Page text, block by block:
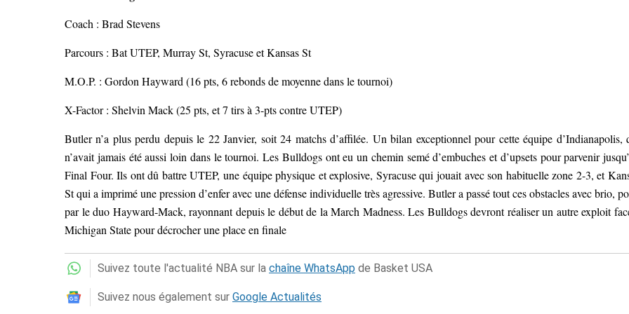
Coach : Brad Stevens
Parcours : Bat UTEP, Murray St, Syracuse et Kansas St
M.O.P. : Gordon Hayward (16 pts, 6 rebonds de moyenne dans le tournoi)
X-Factor : Shelvin Mack (25 pts, et 7 tirs à 3-pts contre UTEP)
Butler n’a plus perdu depuis le 22 Janvier, soit 24 matchs d’affilée. Un bilan exceptionnel pour cette équipe d’Indianapolis,
n’avait jamais été aussi loin dans le tournoi. Les Bulldogs ont eu un chemin semé d’embuches et d’upsets pour parvenir
Final Four. Ils ont dû battre UTEP, une équipe physique et explosive, Syracuse qui jouait avec son habituelle zone 2-3, et
St qui a imprimé une pression d’enfer avec une défense individuelle très agressive. Butler a passé tout ces obstacles avec brio,
par le duo Hayward-Mack, rayonnant depuis le début de la March Madness. Les Bulldogs devront réaliser un autre exploit
Michigan State pour décrocher une place en finale
Suivez toute l'actualité NBA sur la chaîne WhatsApp de Basket USA
Suivez nous également sur Google Actualités